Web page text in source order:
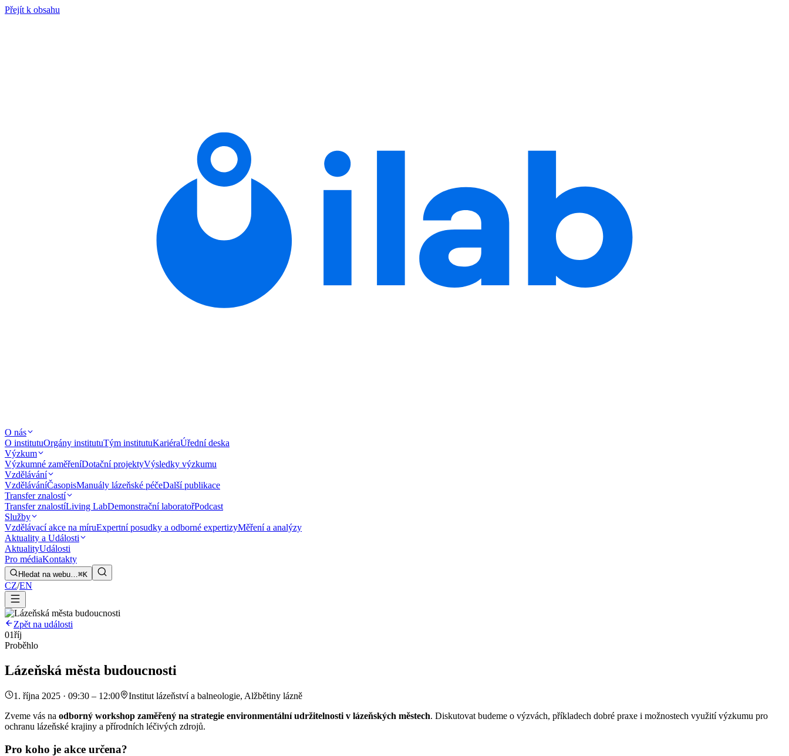
Přejít k obsahu
O nás
O institutuOrgány institutuTým institutuKariéraÚřední deska
Výzkum
Výzkumné zaměřeníDotační projektyVýsledky výzkumu
Vzdělávání
VzděláváníČasopisManuály lázeňské péčeDalší publikace
Transfer znalostí
Transfer znalostíLiving LabDemonstrační laboratořPodcast
Služby
Vzdělávací akce na míruExpertní posudky a odborné expertizyMěření a analýzy
Aktuality a Události
AktualityUdálosti
Pro médiaKontakty
Hledat na webu…⌘K
CZ/EN
Zpět na události
01říj
Proběhlo
Lázeňská města budoucnosti
1. října 2025 · 09:30 – 12:00
Institut lázeňství a balneologie, Alžbětiny lázně
Zveme vás na odborný workshop zaměřený na strategie environmentální udržitelnosti v lázeňských městech. Diskutovat budeme o výzvách, příkladech dobré praxe i možnostech využití výzkumu pro
ochranu lázeňské krajiny a přírodních léčivých zdrojů.
Pro koho je akce určena?